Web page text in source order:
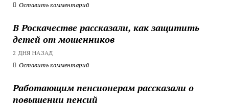
Оставить комментарий
В Роскачестве рассказали, как защитить
детей от мошенников
2 ДНЯ НАЗАД
Оставить комментарий
Работающим пенсионерам рассказали о
повышении пенсий